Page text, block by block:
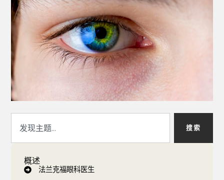
搜索
概述
法兰克福眼科医生